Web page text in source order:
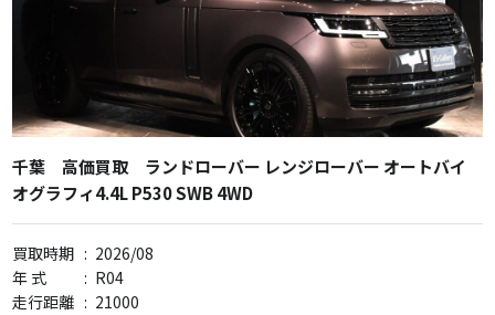
千葉 高価買取 ランドローバー レンジローバー オートバイ
オグラフィ4.4L P530 SWB 4WD
買取時期 : 2026/08
年 式
: R04
走行距離 : 21000